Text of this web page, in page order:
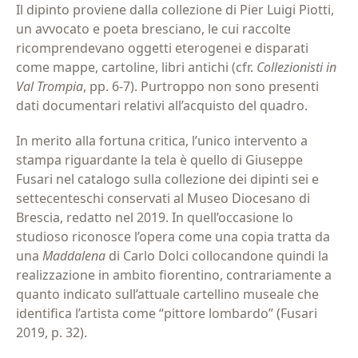
Il dipinto proviene dalla collezione di Pier Luigi Piotti,
un avvocato e poeta bresciano, le cui raccolte
ricomprendevano oggetti eterogenei e disparati
come mappe, cartoline, libri antichi (cfr. Collezionisti in
Val Trompia, pp. 6-7). Purtroppo non sono presenti
dati documentari relativi all’acquisto del quadro.
In merito alla fortuna critica, l’unico intervento a
stampa riguardante la tela è quello di Giuseppe
Fusari nel catalogo sulla collezione dei dipinti sei e
settecenteschi conservati al Museo Diocesano di
Brescia, redatto nel 2019. In quell’occasione lo
studioso riconosce l’opera come una copia tratta da
una Maddalena di Carlo Dolci collocandone quindi la
realizzazione in ambito fiorentino, contrariamente a
quanto indicato sull’attuale cartellino museale che
identifica l’artista come “pittore lombardo” (Fusari
2019, p. 32).